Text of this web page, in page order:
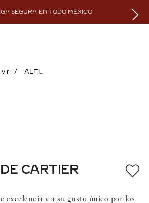
SEGURA EN TODO MÉXICO
ALFILER C DE CARTIER
CARTIER
excelencia y a su gusto único por los